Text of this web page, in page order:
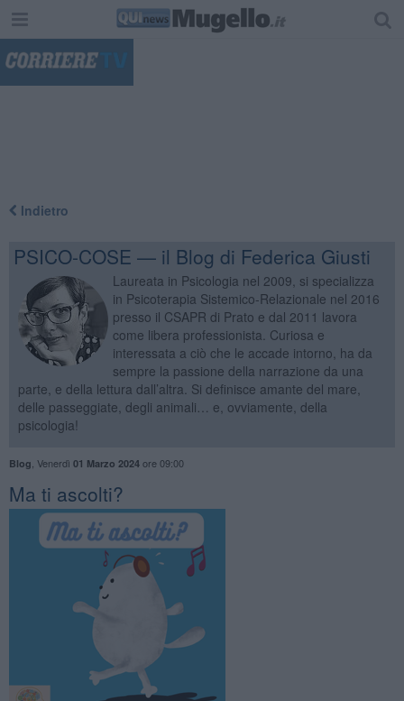
Indietro
PSICO-COSE — il Blog di Federica Giusti
Laureata in Psicologia nel 2009, si specializza
in Psicoterapia Sistemico-Relazionale nel 2016
presso il CSAPR di Prato e dal 2011 lavora
come libera professionista. Curiosa e
interessata a ciò che le accade intorno, ha da
sempre la passione della narrazione da una
parte, e della lettura dall’altra. Si definisce amante del mare,
delle passeggiate, degli animali… e, ovviamente, della
psicologia!
Blog Venerdì 01 Marzo 2024ore 09:00
Ma ti ascolti?